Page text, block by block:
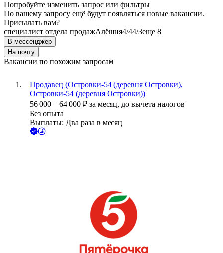
Попробуйте изменить запрос или фильтры
По вашему запросу ещё будут появляться новые вакансии.
Присылать вам?
специалист отдела продажАлёшня4/44/3еще 8
В мессенджер
На почту
Вакансии по похожим запросам
Продавец (Островки-54 (деревня Островки),
Островки-54 (деревня Островки))
56 000 – 64 000 ₽ за месяц, до вычета налогов
Без опыта
Выплаты: Два раза в месяц